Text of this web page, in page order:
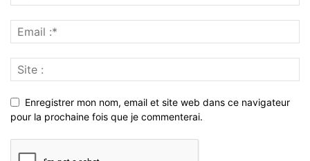
Enregistrer mon nom, email et site web dans ce navigateur
pour la prochaine fois que je commenterai.